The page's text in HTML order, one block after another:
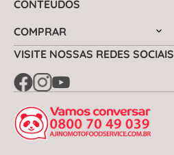
CONTEÚDOS
COMPRAR
VISITE NOSSAS REDES SOCIAIS